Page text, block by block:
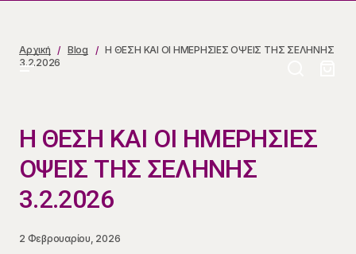
Αρχική Blog
Η ΘΕΣΗ ΚΑΙ ΟΙ ΗΜΕΡΗΣΙΕΣ ΟΨΕΙΣ ΤΗΣ ΣΕΛΗΝΗΣ
3.2.2026
Η ΘΕΣΗ ΚΑΙ ΟΙ ΗΜΕΡΗΣΙΕΣ
ΟΨΕΙΣ ΤΗΣ ΣΕΛΗΝΗΣ
3.2.2026
2 Φεβρουαρίου, 2026